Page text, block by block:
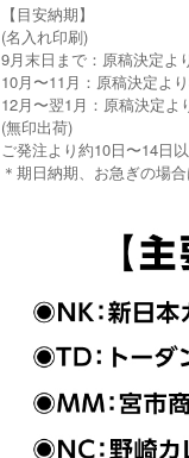
【目安納期】
(名入れ印刷)
9月末日まで：原稿決定よ
10月〜11月：原稿決定よ
12月〜翌1月：原稿決定よ
(無印出荷)
ご発注より約10日〜14日
＊期日納期、お急ぎの場